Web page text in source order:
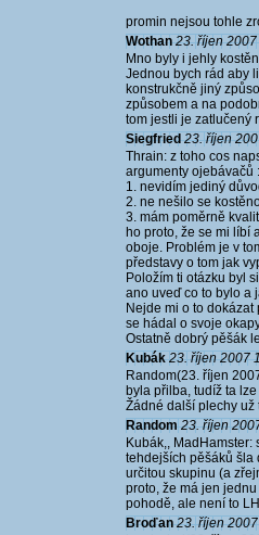
promin nejsou tohle
Wothan 23. říjen
Mno byly i jehly
Jednou bych rád aby
konstrukčně jiný
způsobem a na
tom jestli je zatlučený
Siegfried 23. říjen
Thrain: z toho cos
argumenty ojebávačů
1. nevidím jediný
2. ne nešilo se
3. mám poměrně
ho proto, že se mi líbí
oboje. Problém je v
představy o tom jak
Položím ti otázku byl
ano uveď co to bylo a
Nejde mi o to
se hádal o svoje
Ostatně dobrý pěšák
Kubák 23. říjen 2007
Random(23. říjen
byla přilba, tudíž ta
Žádné další plechy už
Random 23. říjen
Kubák,,
tehdejších pěšáků šla
určitou skupinu (a
proto, že má jen
pohodě, ale není to
Broďan 23. říjen